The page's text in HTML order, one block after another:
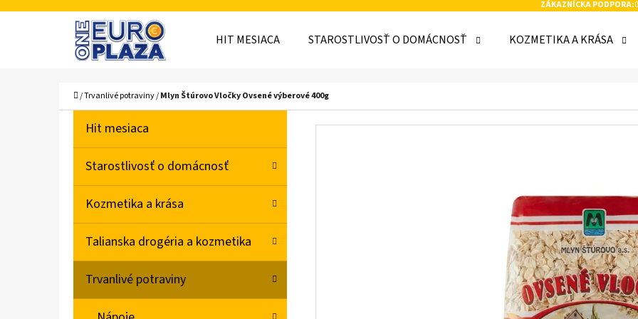
Prejsť
ZÁKAZNÍCKA PODPORA:
HIT MESIACA STAROSTLIVOSŤ O DOMÁCNOSŤ KOZMETIKA A KRÁSA
Domov
/Trvanlivé potraviny/Mlyn Štúrovo Vločky Ovsené výberové 400g
N
Preskočiť
kategórie
G
R
E
Hit mesiaca
Starostlivosť o domácnosť
Kozmetika a krása
Talianska drogéria a kozmetika
Trvanlivé potraviny
K
Späť
Späť
ČO POTREBUJETE NÁJSŤ?